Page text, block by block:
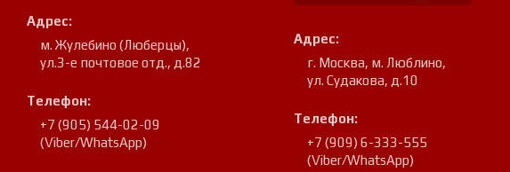
Адрес:
м. Жулебино (Люберцы),
ул.3-е почтовое отд., д.82
Телефон:
+7 (905) 544-02-09
(Viber/WhatsApp)
Адрес:
г. Москва, м. Люблино,
ул. Судакова, д.10
Телефон:
+7 (909) 6-333-555
(Viber/WhatsApp)